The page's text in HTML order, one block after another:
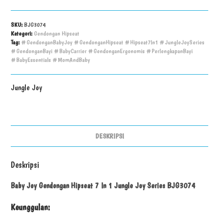
SKU: BJG3074
Kategori: Gendongan Hipseat
Tag: #GendonganBabyJoy #GendonganHipseat #Hipseat7In1 #JungleJoySeries
#GendonganBayi #BabyCarrier #GendonganErgonomis #PerlengkapanBayi
#BabyEssentials #MomAndBaby
Jungle Joy
DESKRIPSI
Deskripsi
Baby Joy Gendongan Hipseat 7 In 1 Jungle Joy Series BJG3074
Keunggulan: